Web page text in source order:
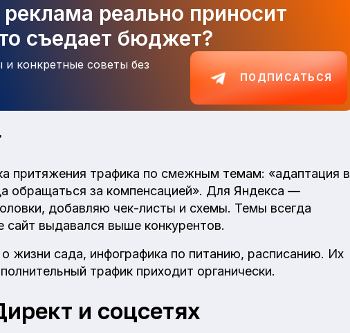
реально приносит
съедает бюджет?
конкретные советы без
ПОДПИСАТЬСЯ
притяжения трафика по смежным темам: «адаптация в
обращаться за компенсацией». Для Яндекса —
добавляю чек-листы и схемы. Темы всегда
сайт выдавался выше конкурентов.
жизни сада, инфографика по питанию, расписанию. Их
трафик приходит органически.
и соцсетях